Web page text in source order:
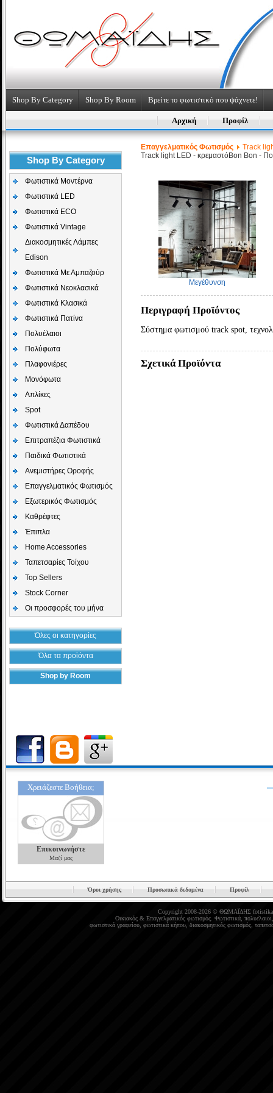
Shop By Category Shop By Room Βρείτε το φωτιστικό που ψάχνετε!
Αρχική Προφίλ
Shop By Category
Φωτιστικά Μοντέρνα
Φωτιστικά LED
Φωτιστικά ECO
Φωτιστικά Vintage
Διακοσμητικές Λάμπες
Edison
Φωτιστικά Με Αμπαζούρ
Φωτιστικά Νεοκλασικά
Φωτιστικά Κλασικά
Φωτιστικά Πατίνα
Πολυέλαιοι
Πολύφωτα
Πλαφονιέρες
Μονόφωτα
Απλίκες
Spot
Φωτιστικά Δαπέδου
Επιτραπέζια Φωτιστικά
Παιδικά Φωτιστικά
Aνεμιστήρες Οροφής
Επαγγελματικός Φωτισμός
Εξωτερικός Φωτισμός
Καθρέφτες
Έπιπλα
Home Accessories
Ταπετσαρίες Τοίχου
Top Sellers
Stock Corner
Οι προσφορές του μήνα
Όλες οι κατηγορίες
Όλα τα προϊόντα
Shop by Room
Επαγγελματικός Φωτισμός
Track
Track light LED - κρεμαστόBon Bon -
Μεγέθυνση
Περιγραφή Προϊόντος
Σύστημα φωτισμού track spot,
Σχετικά Προϊόντα
Χρειάζεστε Βοήθεια;
Επικοινωνήστε
Μαζί μας
Όροι χρήσης Προσωπικά δεδομένα Προφίλ
Copyright 2008-2026 © ΘΩΜΑΪΔΗΣ
Οικιακός& Επαγγελματικός φωτισμός. Φωτιστικά, πολυέλαιοι
φωτιστικά γραφείου, φωτιστικά κήπου, διακοσμητικός φωτισμός,